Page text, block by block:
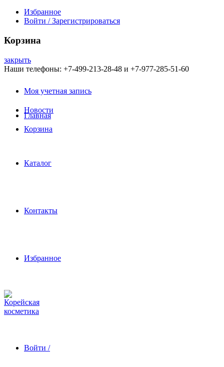
Избранное
Войти / Зарегистрироваться
Корзина
закрыть
Наши телефоны: +7-499-213-28-48 и +7-977-285-51-60
Моя учетная запись
Новости
Корзина
Главная
Каталог
Контакты
Избранное
Войти /